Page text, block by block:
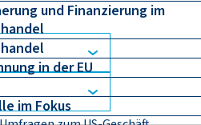
und Finanzierung im
in der EU
im Fokus